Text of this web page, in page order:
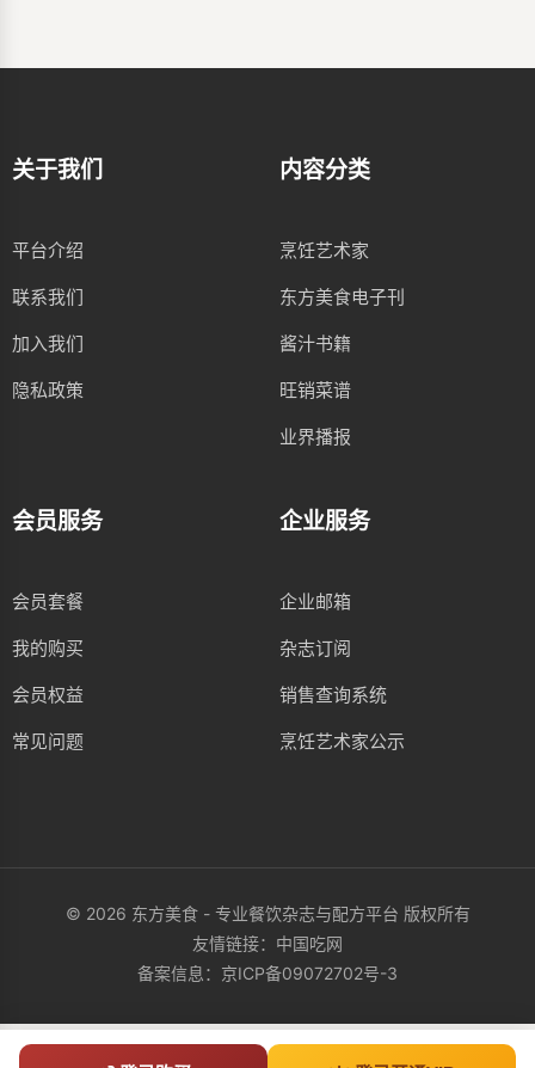
关于我们
平台介绍
联系我们
加入我们
隐私政策
内容分类
烹饪艺术家
东方美食电子刊
酱汁书籍
旺销菜谱
业界播报
会员服务
会员套餐
我的购买
会员权益
常见问题
企业服务
企业邮箱
杂志订阅
销售查询系统
烹饪艺术家公示
© 2026 东方美食 - 专业餐饮杂志与配方平台 版权所有
友情链接： 中国吃网
备案信息： 京ICP备09072702号-3